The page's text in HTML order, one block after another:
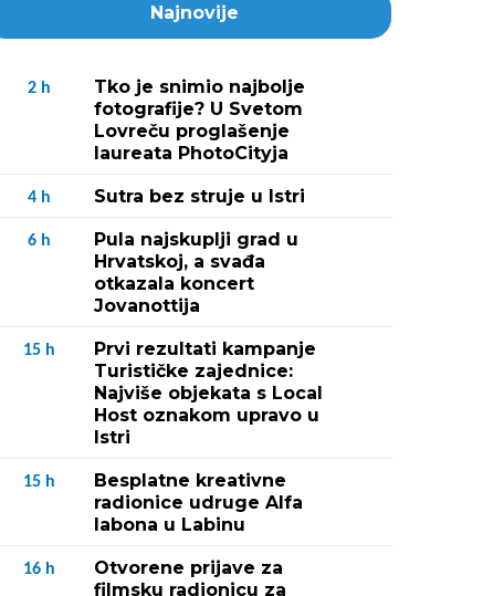
Najnovije
2 h
Tko je snimio najbolje
fotografije? U Svetom
Lovreču proglašenje
laureata PhotoCityja
4 h Sutra bez struje u Istri
6 h
Pula najskuplji grad u
Hrvatskoj, a svađa
otkazala koncert
Jovanottija
15 h
Prvi rezultati kampanje
Turističke zajednice:
Najviše objekata s Local
Host oznakom upravo u
Istri
15 h
Besplatne kreativne
radionice udruge Alfa
labona u Labinu
16 h
Otvorene prijave za
filmsku radionicu za